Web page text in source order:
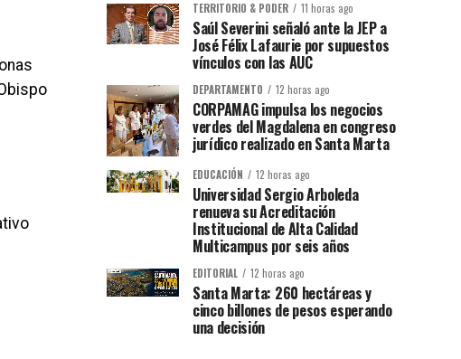
TERRITORIO & PODER 11 horas ago
Saúl Severini señaló ante la JEP a
José Félix Lafaurie por supuestos
vínculos con las AUC
DEPARTAMENTO 12 horas ago
CORPAMAG impulsa los negocios
verdes del Magdalena en congreso
jurídico realizado en Santa Marta
EDUCACIÓN 12 horas ago
Universidad Sergio Arboleda
renueva su Acreditación
Institucional de Alta Calidad
Multicampus por seis años
EDITORIAL 12 horas ago
Santa Marta: 260 hectáreas y
cinco billones de pesos esperando
una decisión